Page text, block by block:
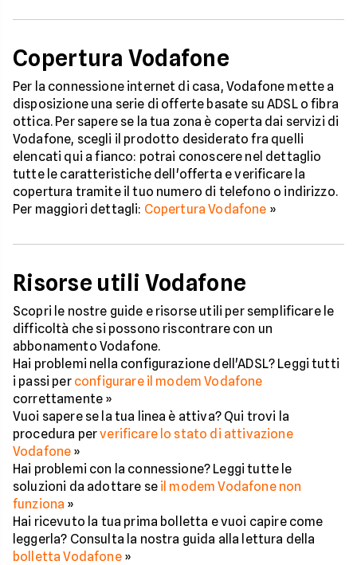
Copertura Vodafone
Per la connessione internet di casa, Vodafone mette a
disposizione una serie di offerte basate su ADSL o fibra
ottica. Per sapere se la tua zona è coperta dai servizi di
Vodafone, scegli il prodotto desiderato fra quelli
elencati qui a fianco: potrai conoscere nel dettaglio
tutte le caratteristiche dell'offerta e verificare la
copertura tramite il tuo numero di telefono o indirizzo.
Per maggiori dettagli: Copertura Vodafone »
Risorse utili Vodafone
Scopri le nostre guide e risorse utili per semplificare le
difficoltà che si possono riscontrare con un
abbonamento Vodafone.
Hai problemi nella configurazione dell'ADSL? Leggi tutti
i passi per configurare il modem Vodafone
correttamente »
Vuoi sapere se la tua linea è attiva? Qui trovi la
procedura perverificare lo stato di attivazione
Vodafone »
Hai problemi con la connessione? Leggi tutte le
soluzioni da adottare se il modem Vodafone non
funziona »
Hai ricevuto la tua prima bolletta e vuoi capire come
leggerla? Consulta la nostra guida alla lettura della
bolletta Vodafone»